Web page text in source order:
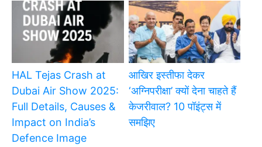
HAL Tejas Crash at
Dubai Air Show 2025:
Full Details, Causes &
Impact on India’s
Defence Image
आखिर इस्तीफा देकर
‘अग्निपरीक्षा’ क्यों देना चाहते हैं
केजरीवाल? 10 पॉइंट्स में
समझिए